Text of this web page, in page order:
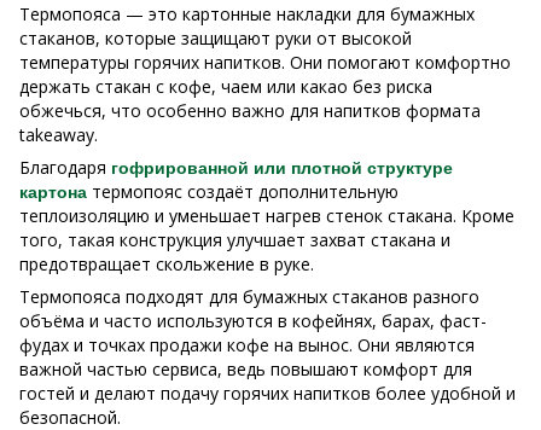
Термопояса — это картонные накладки для бумажных
стаканов, которые защищают руки от высокой
температуры горячих напитков. Они помогают комфортно
держать стакан с кофе, чаем или какао без риска
обжечься, что особенно важно для напитков формата
takeaway.
Благодаря гофрированной или плотной структуре
картона термопояс создаёт дополнительную
теплоизоляцию и уменьшает нагрев стенок стакана. Кроме
того, такая конструкция улучшает захват стакана и
предотвращает скольжение в руке.
Термопояса подходят для бумажных стаканов разного
объёма и часто используются в кофейнях, барах, фаст-
фудах и точках продажи кофе на вынос. Они являются
важной частью сервиса, ведь повышают комфорт для
гостей и делают подачу горячих напитков более удобной и
безопасной.